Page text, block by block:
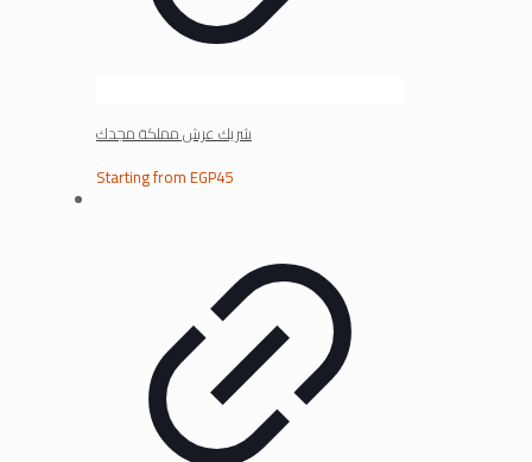
شريك عرش مملكة مجدك
Starting fromEGP45